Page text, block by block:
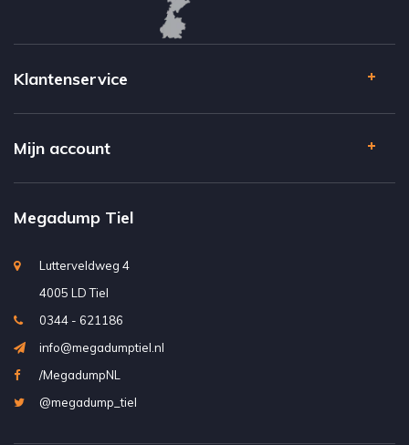
Klantenservice
Mijn account
Megadump Tiel
Lutterveldweg 4
4005 LD Tiel
0344 - 621186
info@megadumptiel.nl
/MegadumpNL
@megadump_tiel